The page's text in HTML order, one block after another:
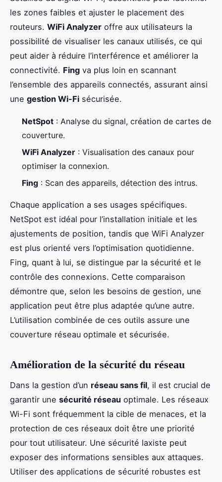
les zones faibles et ajuster le placement des
routeurs. WiFi Analyzer offre aux utilisateurs la
possibilité de visualiser les canaux utilisés, ce qui
peut aider à réduire l’interférence et améliorer la
connectivité. Fing va plus loin en scannant
l’ensemble des appareils connectés, assurant ainsi
une gestion Wi-Fi sécurisée.
NetSpot : Analyse du signal, création de cartes de
couverture.
WiFi Analyzer : Visualisation des canaux pour
optimiser la connexion.
Fing : Scan des appareils, détection des intrus.
Chaque application a ses usages spécifiques.
NetSpot est idéal pour l’installation initiale et les
ajustements de position, tandis que WiFi Analyzer
est plus orienté vers l’optimisation quotidienne.
Fing, quant à lui, se distingue par la sécurité et le
contrôle des connexions. Cette comparaison
démontre que, selon les besoins de gestion, une
application peut être plus adaptée qu’une autre.
L’utilisation combinée de ces outils assure une
couverture réseau optimale et sécurisée.
Amélioration de la sécurité du réseau
Dans la gestion d’un réseau sans fil, il est crucial de
garantir une sécurité réseau optimale. Les réseaux
Wi-Fi sont fréquemment la cible de menaces, et la
protection de ces réseaux doit être une priorité
pour tout utilisateur. Une sécurité laxiste peut
exposer des informations sensibles aux attaques.
Utiliser des applications de sécurité robustes est